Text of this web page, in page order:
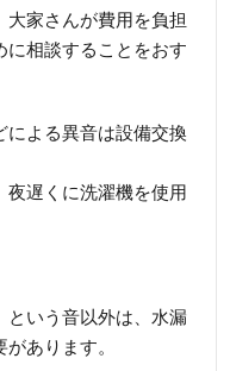
家さんが費用を負担
に相談することをおす
による異音は設備交換
夜遅くに洗濯機を使用
という音以外は、水漏
あります。